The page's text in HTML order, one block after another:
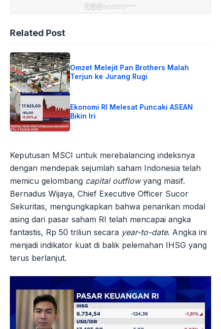
Related Post
Omzet Melejit Pan Brothers Malah
Terjun ke Jurang Rugi
Ekonomi RI Melesat Puncaki ASEAN
Bikin Iri
Keputusan MSCI untuk merebalancing indeksnya
dengan mendepak sejumlah saham Indonesia telah
memicu gelombang capital outflowyang masif.
Bernadus Wijaya, Chief Executive Officer Sucor
Sekuritas, mengungkapkan bahwa penarikan modal
asing dari pasar saham RI telah mencapai angka
fantastis, Rp 50 triliun secara year-to-date. Angka ini
menjadi indikator kuat di balik pelemahan IHSG yang
terus berlanjut.